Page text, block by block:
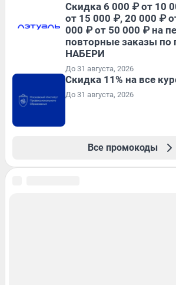
Скидка 6 000 ₽ от 10
от 15 000 ₽, 20 000 ₽
000 ₽ от 50 000 ₽ на
повторные заказы по
НАБЕРИ
До 31 августа, 2026
Скидка 11% на все
До 31 августа, 2026
Все промокоды